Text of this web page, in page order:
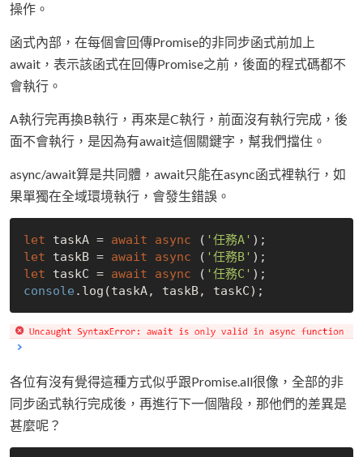
操作。
函式內部，在每個會回傳Promise的非同步函式前加上
await，表示該函式在回傳Promise之前，後面的程式碼都不
會執行。
A執行完再換B執行，再來是C執行，前面沒有執行完成，後
面不會執行，是因為有await這個關鍵字，幫我們擋住。
async/await算是共同體，await只能在async函式裡執行，如
果單獨在全域環境執行，會發生錯誤。
let taskA = await async ( '任務A'
let taskB = await async ( '任務B'
let taskC = await async ( '任務C'
console
各位有沒有覺得這種方式似乎跟Promise.all很像，全部的非
同步函式執行完成後，再進行下一個階段，那他們的差異是
甚麼呢？